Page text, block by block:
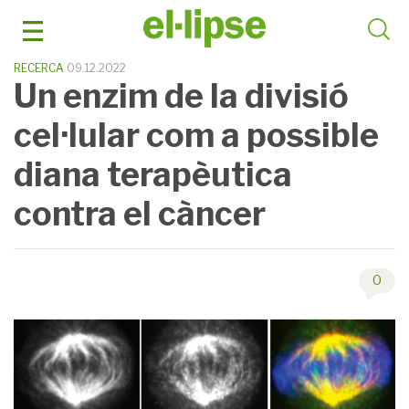
RECERCA 09.12.2022
Un enzim de la divisió
cel·lular com a possible
diana terapèutica
contra el càncer
0